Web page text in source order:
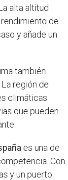
alta altitud
de
y añade un
también
región de
climáticas
que pueden
es una de
Con
y un puerto